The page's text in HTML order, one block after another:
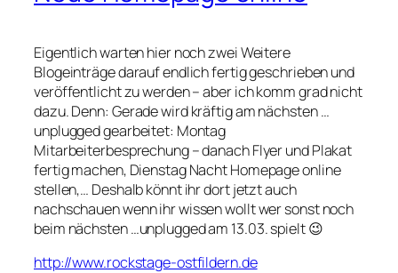
Eigentlich warten hier noch zwei Weitere
Blogeinträge darauf endlich fertig geschrieben und
veröffentlicht zu werden – aber ich komm grad nicht
dazu. Denn: Gerade wird kräftig am nächsten …
unplugged gearbeitet: Montag
Mitarbeiterbesprechung – danach Flyer und Plakat
fertig machen, Dienstag Nacht Homepage online
stellen,… Deshalb könnt ihr dort jetzt auch
nachschauen wenn ihr wissen wollt wer sonst noch
beim nächsten …unplugged am 13.03. spielt 😉
http://www.rockstage-ostfildern.de